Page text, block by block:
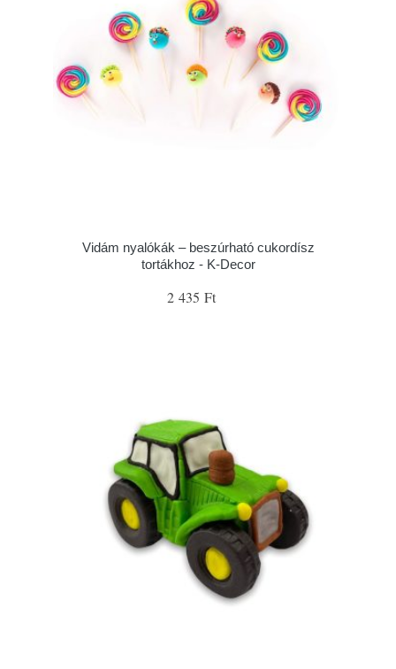
Vidám nyalókák – beszúrható cukordísz
tortákhoz - K-Decor
2 435 Ft